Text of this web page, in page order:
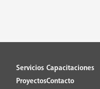
Servicios
Proyectos
Capacitaciones
Contacto